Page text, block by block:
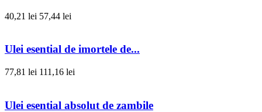
40,21 lei 57,44 lei
Ulei esential de imortele de...
77,81 lei 111,16 lei
Ulei esential absolut de zambile